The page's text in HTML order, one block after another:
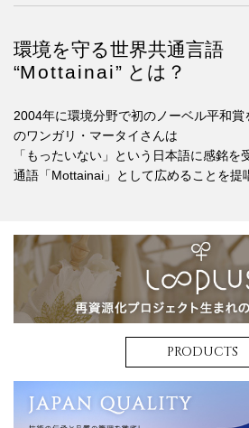
環境を守る世界共通言語
“Mottainai” とは？
2004年に環境分野で初のノーベル平和
のワンガリ・マータイさんは
「もったいない」という日本語に感銘
通語「Mottainai」として広めることを提
PRODUCTS